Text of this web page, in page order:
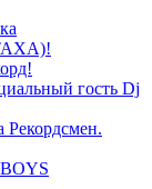
гость Dj
Рекордсмен.